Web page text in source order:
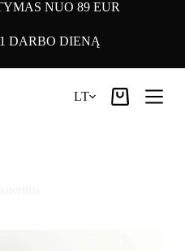
NUO 89 EUR
DARBO DIENĄ
LT
Pirkinių